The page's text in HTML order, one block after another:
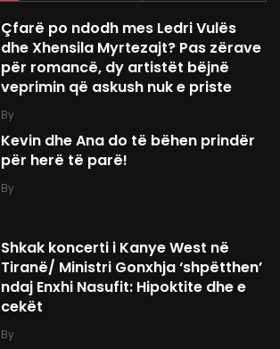
Çfarë po ndodh mes Ledri Vulës
dhe Xhensila Myrtezajt? Pas zërave
për romancë, dy artistët bëjnë
veprimin që askush nuk e priste
By
Kevin dhe Ana do të bëhen prindër
për herë të parë!
By
Shkak koncerti i Kanye West në
Tiranë/ Ministri Gonxhja ‘shpëtthen’
ndaj Enxhi Nasufit: Hipoktite dhe e
cekët
By